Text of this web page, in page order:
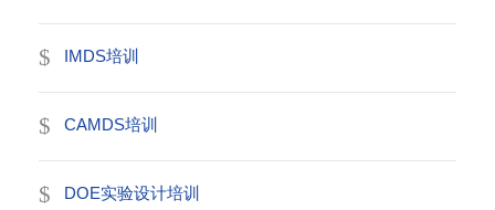
IMDS培训
CAMDS培训
DOE实验设计培训